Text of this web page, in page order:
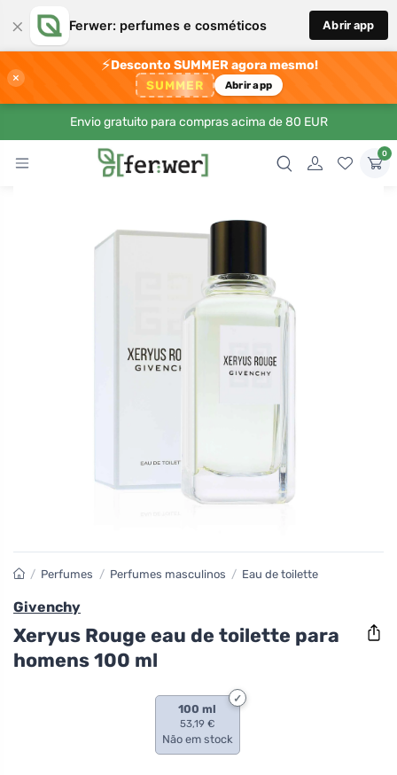
× Ferwer: perfumes e cosméticos Abrir app
×
⚡Desconto SUMMER agora mesmo!
SUMMER Abrir app
Envio gratuito para compras acima de 80 EUR
0
/ Perfumes / Perfumes masculinos / Eau de toilette
Givenchy
Xeryus Rouge eau de toilette para
homens 100 ml
100 ml
53,19 €
Não em stock